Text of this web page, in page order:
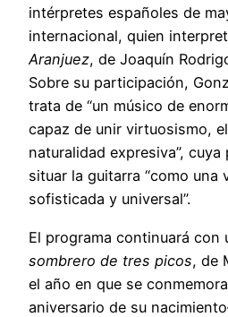
intérpretes españoles de
internacional, quien
Aranjuez, de Joaquín
Sobre su participación,
trata de “un músico de
capaz de unir virtuosismo,
naturalidad expresiva”,
situar la guitarra “como una
sofisticada y universal”.
El programa continuará con
sombrero de tres picos, de
el año en que se
aniversario de su